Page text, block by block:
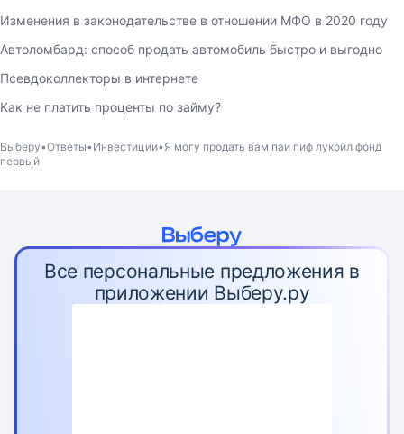
Изменения в законодательстве в отношении МФО в 2020 году
Автоломбард: способ продать автомобиль быстро и выгодно
Псевдоколлекторы в интернете
Как не платить проценты по займу?
Выберу Ответы Инвестиции Я могу продать вам паи пиф лукойл фонд
первый
Все персональные предложения в
приложении Выберу.ру